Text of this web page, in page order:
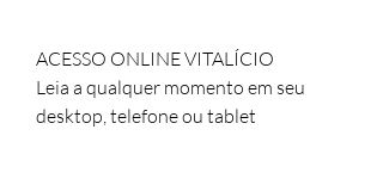
ACESSO ONLINE VITALÍCIO
Leia a qualquer momento em seu
desktop, telefone ou tablet